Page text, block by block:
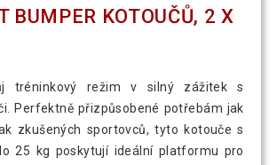
BUMPER KOTOUČŮ, 2 X
tréninkový režim v silný zážitek s
Perfektně přizpůsobené potřebám jak
zkušených sportovců, tyto kotouče s
25 kg poskytují ideální platformu pro